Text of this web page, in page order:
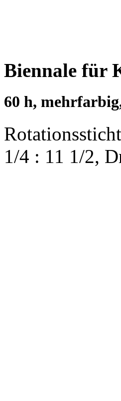
Biennale für
60 h,
1/4 : 11 1/2,